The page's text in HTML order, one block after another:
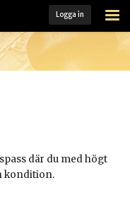
Logga in
där du med högt
kondition.